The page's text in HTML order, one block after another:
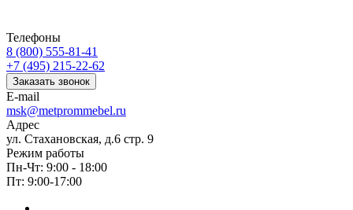
Телефоны
8 (800) 555-81-41
+7 (495) 215-22-62
Заказать звонок
E-mail
msk@metprommebel.ru
Адрес
ул. Стахановская, д.6 стр. 9
Режим работы
Пн-Чт: 9:00 - 18:00
Пт: 9:00-17:00